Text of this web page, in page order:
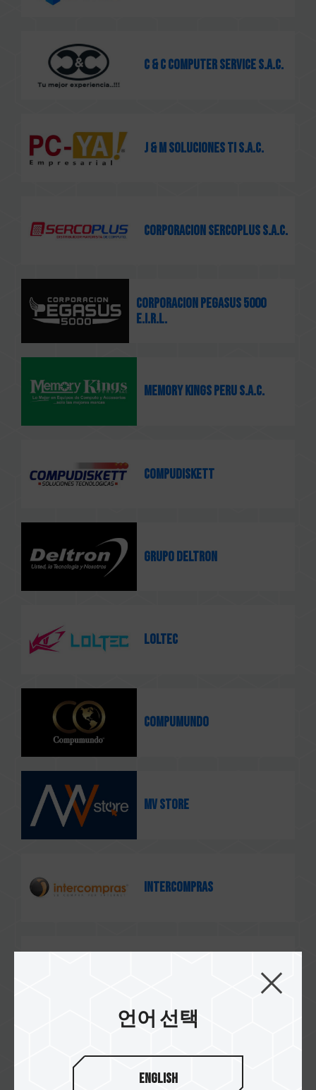
C & C COMPUTER SERVICE S.A.C.
J & M SOLUCIONES TI S.A.C.
CORPORACION SERCOPLUS S.A.C.
CORPORACION PEGASUS 5000
E.I.R.L.
MEMORY KINGS PERU S.A.C.
Compudiskett
Grupo Deltron
Loltec
COMPUMUNDO
MV STORE
intercompras
DDTech
언어 선택
English